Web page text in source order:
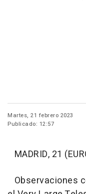
Martes, 21 febrero 2023
Publicado: 12:57
MADRID, 21
Observaciones